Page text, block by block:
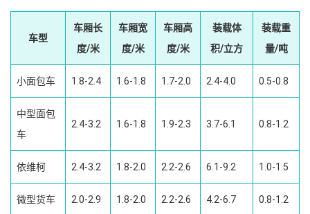
车型
车厢长
度/米
车厢宽
度/米
车厢高
度/米
装载体
积/立方
装载重
量/吨
小面包车 1.8-2.4 1.6-1.8 1.7-2.0 2.4-4.0 0.5-0.8
中型面包
车
2.4-3.2 1.6-1.8 1.9-2.3 3.7-6.1 0.8-1.2
依维柯 2.4-3.2 1.8-2.0 2.2-2.6 6.1-9.2 1.0-1.5
微型货车 2.0-2.9 1.8-2.0 2.2-2.6 4.2-6.7 0.8-1.2